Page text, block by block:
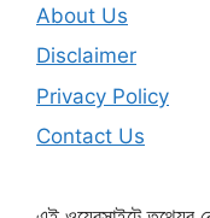
About Us
Disclaimer
Privacy Policy
Contact Us